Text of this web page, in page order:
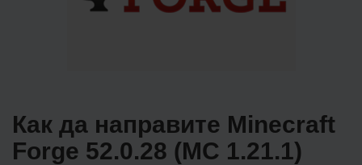
Как да направите Minecraft
Forge 52.0.28 (MC 1.21.1)